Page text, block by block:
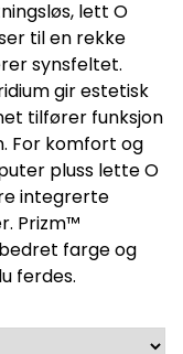
lett O
til en rekke
synsfeltet.
gir estetisk
tilfører funksjon
For komfort og
pluss lette O
integrerte
Prizm™
farge og
ferdes.